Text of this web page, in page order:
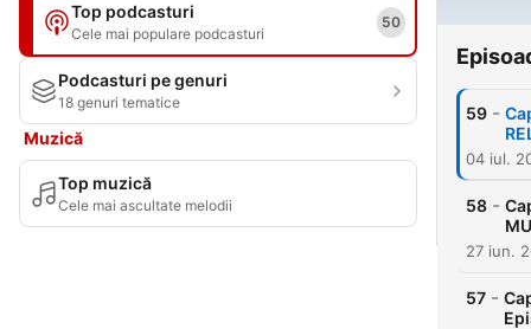
Top podcasturi
Cele mai populare podcasturi
50
Podcasturi pe genuri
18 genuri tematice
Muzică
Top muzică
Cele mai ascultate melodii
59 -
04 iul.
58 -
27 iun.
57 -